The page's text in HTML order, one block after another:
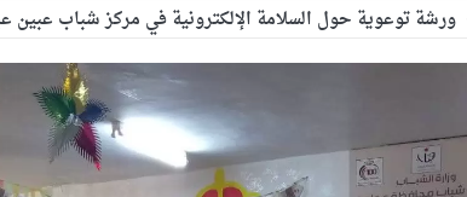
الأمن يتلف 16 مليون حبة كبتاجون و1480 كغم مواد مخدرة
القاضي يلتقي رؤساء تحرير الصحف
الملك يتلقى اتصالا هاتفيا من العاهل البحريني
ورشة توعوية حول السلامة الإلكترونية في مركز شباب عبين